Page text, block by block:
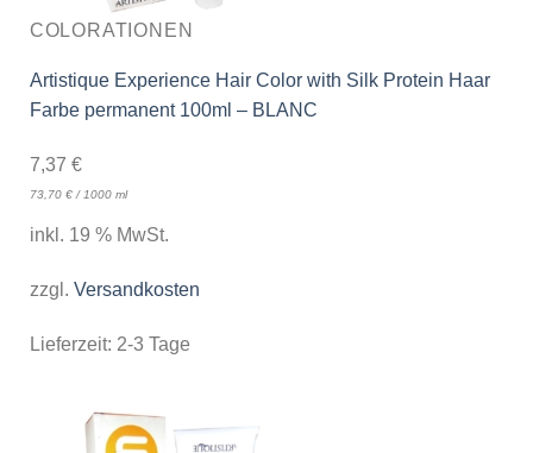
COLORATIONEN
Artistique Experience Hair Color with Silk Protein Haar
Farbe permanent 100ml – BLANC
7,37 €
73,70 €/1000 ml
inkl. 19 % MwSt.
zzgl. Versandkosten
Lieferzeit: 2-3 Tage